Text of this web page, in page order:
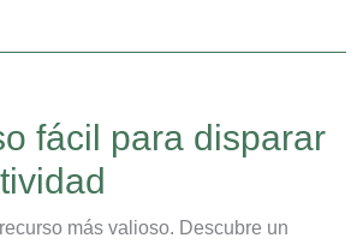
fácil para disparar
más valioso. Descubre un